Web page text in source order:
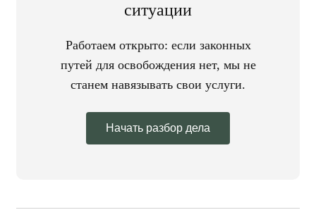
ситуации
Работаем открыто: если законных
путей для освобождения нет, мы не
станем навязывать свои услуги.
Начать разбор дела